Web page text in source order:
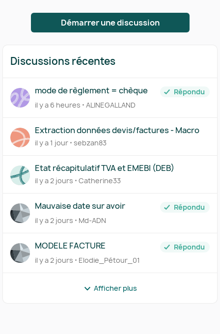
Démarrer une discussion
Discussions récentes
mode de règlement = chèque
Répondu
il y a 6 heures
ALINEGALLAND
Extraction données devis/factures - Macro
il y a 1 jour sebzan83
Etat récapitulatif TVA et EMEBI (DEB)
il y a 2 jours Catherine33
Mauvaise date sur avoir
Répondu
il y a 2 jours
Md-ADN
MODELE FACTURE
Répondu
il y a 2 jours
Elodie_Pétour_01
Afficher plus